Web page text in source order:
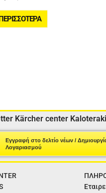
Kärcher center
Εγγραφή στο δελτίο νέων /
Λογαριασμού